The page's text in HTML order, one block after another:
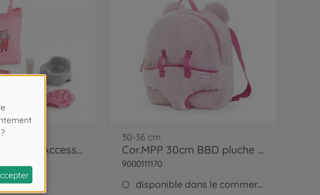
Corolle 30cm Large Access. Set
30-36 cm
Cor.MPP 30cm BBD pluche rugzak
9000111170
disponible dans le commerce